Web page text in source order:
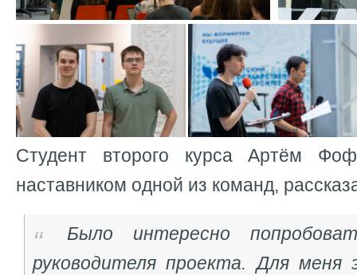
Студент второго курса Артём
наставником одной из команд,
Было интересно
руководителя проекта. Для